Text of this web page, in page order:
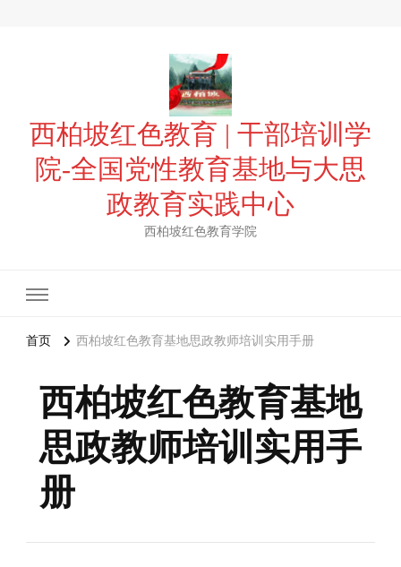
西柏坡红色教育 | 干部培训学
院-全国党性教育基地与大思
政教育实践中心
西柏坡红色教育学院
首页 西柏坡红色教育基地思政教师培训实用手册
西柏坡红色教育基地
思政教师培训实用手
册